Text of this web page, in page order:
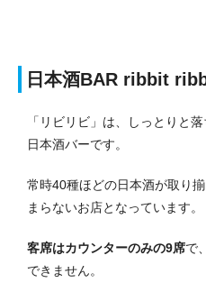
日本酒BAR ribbit
「リビリビ」は、しっとりと
日本酒バーです。
常時40種ほどの日本酒が取り
まらないお店となっています。
客席はカウンターのみの9席で
できません。